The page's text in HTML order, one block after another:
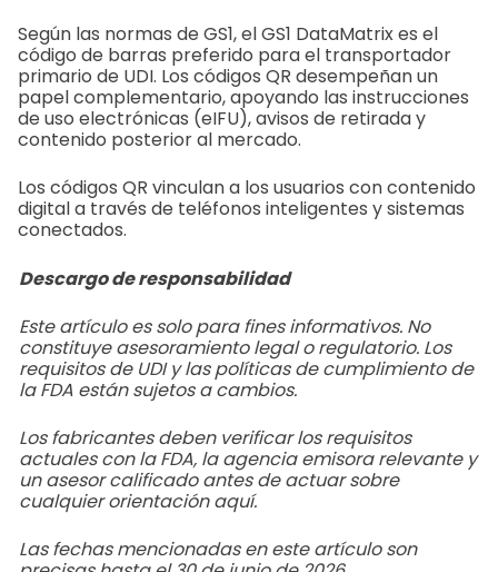
Según las normas de GS1, el GS1 DataMatrix es el
código de barras preferido para el transportador
primario de UDI. Los códigos QR desempeñan un
papel complementario, apoyando las instrucciones
de uso electrónicas (eIFU), avisos de retirada y
contenido posterior al mercado.
Los códigos QR vinculan a los usuarios con contenido
digital a través de teléfonos inteligentes y sistemas
conectados.
Descargo de responsabilidad
Este artículo es solo para fines informativos. No
constituye asesoramiento legal o regulatorio. Los
requisitos de UDI y las políticas de cumplimiento de
la FDA están sujetos a cambios.
Los fabricantes deben verificar los requisitos
actuales con la FDA, la agencia emisora relevante y
un asesor calificado antes de actuar sobre
cualquier orientación aquí.
Las fechas mencionadas en este artículo son